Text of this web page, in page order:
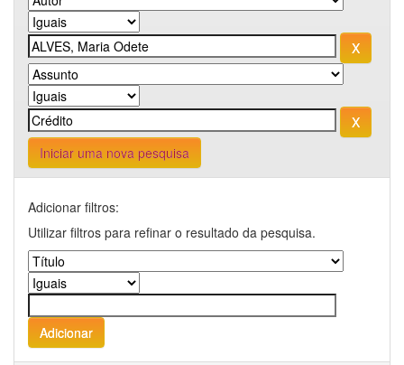
Iniciar uma nova pesquisa
Adicionar filtros:
Utilizar filtros para refinar o resultado da pesquisa.